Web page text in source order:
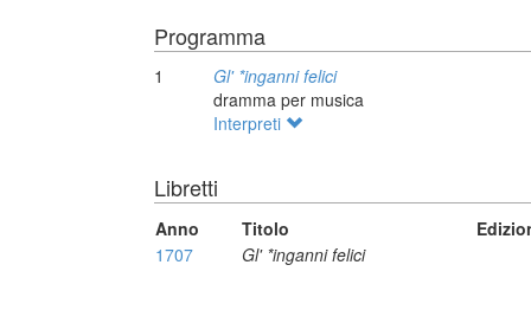
Programma
1
Gl' *inganni felici
dramma per musica
Interpreti
Libretti
Anno Titolo
1707
Gl' *inganni felici